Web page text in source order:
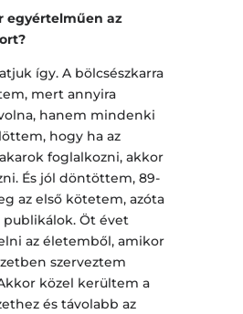
egyértelműen az
így. A bölcsészkarra
mert annyira
hanem mindenki
hogy ha az
foglalkozni, akkor
És jól döntöttem, 89-
az első kötetem, azóta
publikálok. Öt évet
az életemből, amikor
szerveztem
közel kerültem a
és távolabb az